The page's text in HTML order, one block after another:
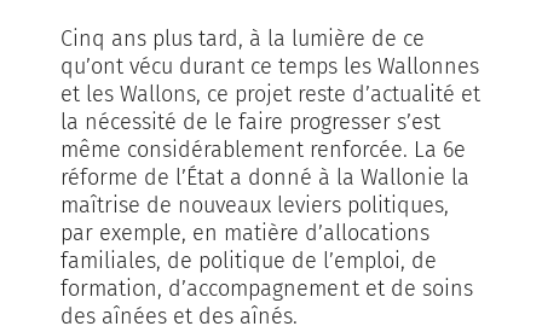
Cinq ans plus tard, à la lumière de ce
qu’ont vécu durant ce temps les Wallonnes
et les Wallons, ce projet reste d’actualité et
la nécessité de le faire progresser s’est
même considérablement renforcée. La 6e
réforme de l’État a donné à la Wallonie la
maîtrise de nouveaux leviers politiques,
par exemple, en matière d’allocations
familiales, de politique de l’emploi, de
formation, d’accompagnement et de soins
des aînées et des aînés.